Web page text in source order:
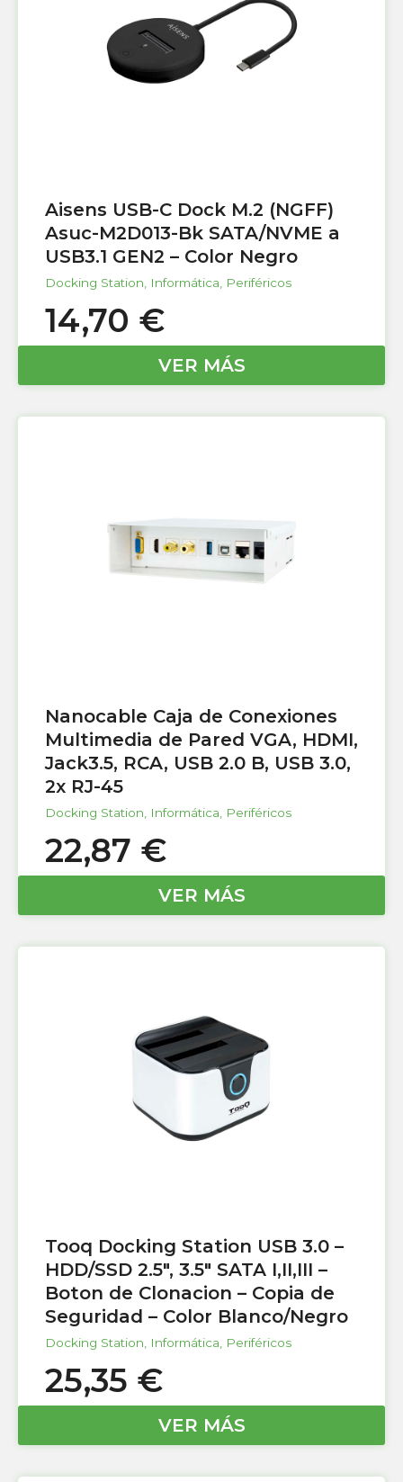
Aisens USB-C Dock M.2 (NGFF)
Asuc-M2D013-Bk SATA/NVME a
USB3.1 GEN2 – Color Negro
Docking Station Informática Periféricos
14,70 €
VER MÁS
Nanocable Caja de Conexiones
Multimedia de Pared VGA, HDMI,
Jack3.5, RCA, USB 2.0 B, USB 3.0,
2x RJ-45
Docking Station Informática Periféricos
22,87 €
VER MÁS
Tooq Docking Station USB 3.0 –
HDD/SSD 2.5″, 3.5″ SATA I,II,III –
Boton de Clonacion – Copia de
Seguridad – Color Blanco/Negro
Docking Station, Informática, Periféricos
25,35 €
VER MÁS